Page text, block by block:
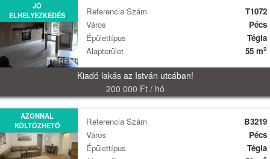
JÓ
ELHELYEZKEDÉS
Kiadó lakás az István utcában!
200 000 Ft / hó
Referencia Szám
T1072
Város
Pécs
Épülettípus
Tégla
Alapterület
55 m2
AZONNAL
KÖLTÖZHETŐ
Referencia Szám
B3219
Város
Pécs
Épülettípus
Tégla